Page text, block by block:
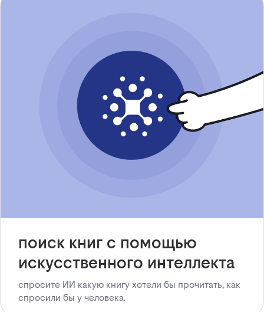
поиск книг с помощью
искусственного интеллекта
спросите ИИ какую книгу хотели бы прочитать, как
спросили бы у человека.